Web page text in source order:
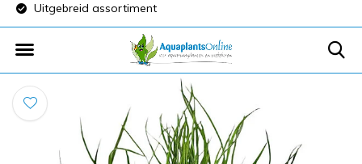
Uitgebreid assortiment